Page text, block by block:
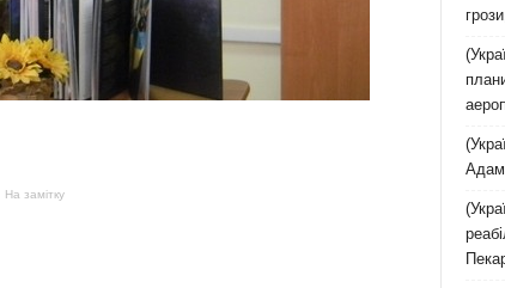
На замітку